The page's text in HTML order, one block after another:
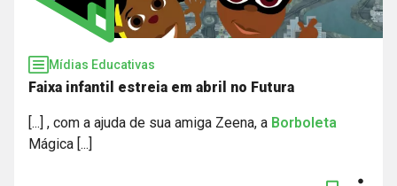
Mídias Educativas
Faixa infantil estreia em abril no Futura
[...] , com a ajuda de sua amiga Zeena, a Borboleta
Mágica [...]